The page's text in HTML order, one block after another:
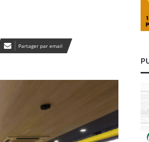
Partager par email